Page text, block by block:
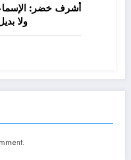
أشرف خضر:
ولا